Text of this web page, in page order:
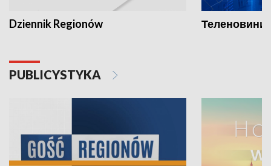
Dziennik Regionów Теленовини
PUBLICYSTYKA